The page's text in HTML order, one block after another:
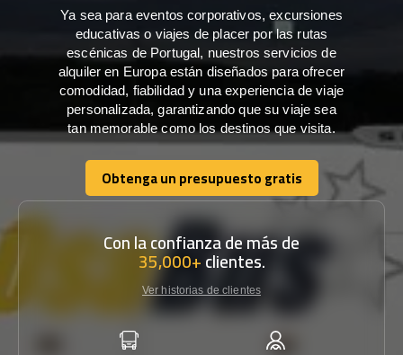
Ya sea para eventos corporativos, excursiones
educativas o viajes de placer por las rutas
escénicas de Portugal, nuestros servicios de
alquiler en Europa están diseñados para ofrecer
comodidad, fiabilidad y una experiencia de viaje
personalizada, garantizando que su viaje sea
tan memorable como los destinos que visita.
Obtenga un presupuesto gratis
Obtenga un presupuesto gratis
Con la confianza de más de
35,000+clientes.
Ver historias de clientes